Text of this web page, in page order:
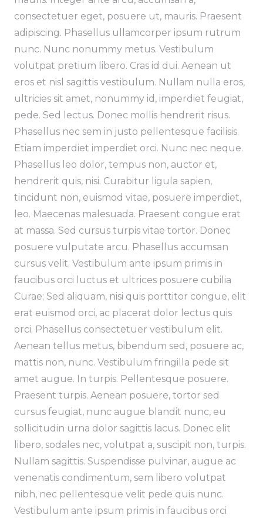
consectetuer eget, posuere ut, mauris. Praesent
adipiscing. Phasellus ullamcorper ipsum rutrum
nunc. Nunc nonummy metus. Vestibulum
volutpat pretium libero. Cras id dui. Aenean ut
eros et nisl sagittis vestibulum. Nullam nulla eros,
ultricies sit amet, nonummy id, imperdiet feugiat,
pede. Sed lectus. Donec mollis hendrerit risus.
Phasellus nec sem in justo pellentesque facilisis.
Etiam imperdiet imperdiet orci. Nunc nec neque.
Phasellus leo dolor, tempus non, auctor et,
hendrerit quis, nisi. Curabitur ligula sapien,
tincidunt non, euismod vitae, posuere imperdiet,
leo. Maecenas malesuada. Praesent congue erat
at massa. Sed cursus turpis vitae tortor. Donec
posuere vulputate arcu. Phasellus accumsan
cursus velit. Vestibulum ante ipsum primis in
faucibus orci luctus et ultrices posuere cubilia
Curae; Sed aliquam, nisi quis porttitor congue, elit
erat euismod orci, ac placerat dolor lectus quis
orci. Phasellus consectetuer vestibulum elit.
Aenean tellus metus, bibendum sed, posuere ac,
mattis non, nunc. Vestibulum fringilla pede sit
amet augue. In turpis. Pellentesque posuere.
Praesent turpis. Aenean posuere, tortor sed
cursus feugiat, nunc augue blandit nunc, eu
sollicitudin urna dolor sagittis lacus. Donec elit
libero, sodales nec, volutpat a, suscipit non, turpis.
Nullam sagittis. Suspendisse pulvinar, augue ac
venenatis condimentum, sem libero volutpat
nibh, nec pellentesque velit pede quis nunc.
Vestibulum ante ipsum primis in faucibus orci